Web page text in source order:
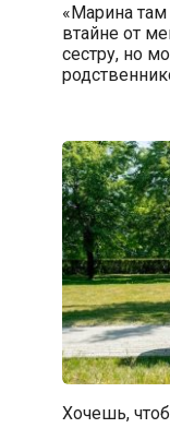
«Марина
втайне от
сестру, но
Хочешь,